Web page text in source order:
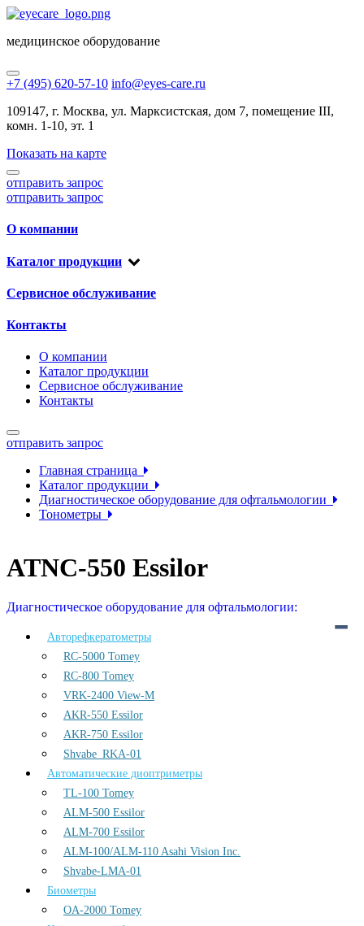
медицинское оборудование
+7 (495) 620-57-10 info@eyes-care.ru
109147, г. Москва, ул. Марксистская, дом 7, помещение III,
комн. 1-10, эт. 1
Показать на карте
отправить запрос
отправить запрос
О компании
Каталог продукции
Сервисное обслуживание
Контакты
О компании
Каталог продукции
Сервисное обслуживание
Контакты
отправить запрос
Главная страница
Каталог продукции
Диагностическое оборудование для офтальмологии
Тонометры
ATNC-550 Essilor
Диагностическое оборудование для офтальмологии:
Авторефкератометры
RC-5000 Tomey
RC-800 Tomey
VRK-2400 View-M
AKR-550 Essilor
AKR-750 Essilor
Shvabe_RKA-01
Автоматические диоптриметры
TL-100 Tomey
ALM-500 Essilor
ALM-700 Essilor
ALM-100/ALM-110 Asahi Vision Inc.
Shvabe-LMA-01
Биометры
OA-2000 Tomey